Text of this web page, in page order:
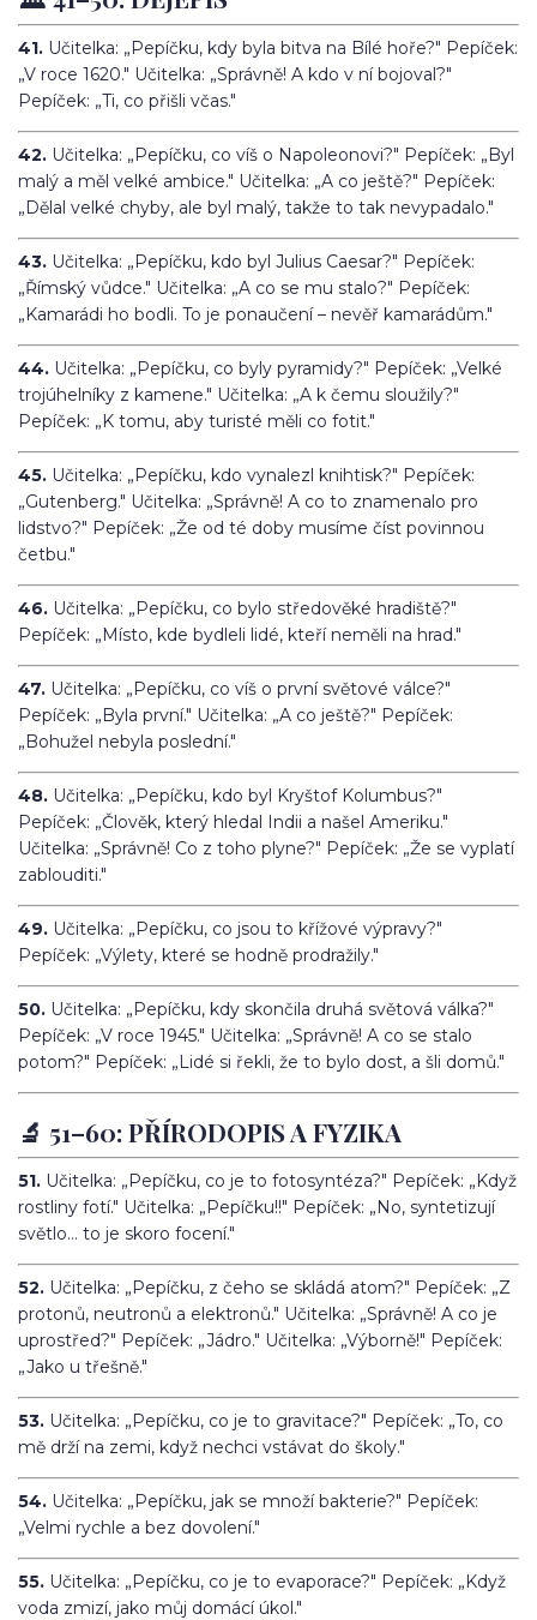
41. Učitelka: „Pepíčku, kdy byla bitva na Bílé hoře?" Pepíček:
„V roce 1620." Učitelka: „Správně! A kdo v ní bojoval?"
Pepíček: „Ti, co přišli včas."
42. Učitelka: „Pepíčku, co víš o Napoleonovi?" Pepíček: „Byl
malý a měl velké ambice." Učitelka: „A co ještě?" Pepíček:
„Dělal velké chyby, ale byl malý, takže to tak nevypadalo."
43. Učitelka: „Pepíčku, kdo byl Julius Caesar?" Pepíček:
„Římský vůdce." Učitelka: „A co se mu stalo?" Pepíček:
„Kamarádi ho bodli. To je ponaučení – nevěř kamarádům."
44. Učitelka: „Pepíčku, co byly pyramidy?" Pepíček: „Velké
trojúhelníky z kamene." Učitelka: „A k čemu sloužily?"
Pepíček: „K tomu, aby turisté měli co fotit."
45. Učitelka: „Pepíčku, kdo vynalezl knihtisk?" Pepíček:
„Gutenberg." Učitelka: „Správně! A co to znamenalo pro
lidstvo?" Pepíček: „Že od té doby musíme číst povinnou
četbu."
46. Učitelka: „Pepíčku, co bylo středověké hradiště?"
Pepíček: „Místo, kde bydleli lidé, kteří neměli na hrad."
47. Učitelka: „Pepíčku, co víš o první světové válce?"
Pepíček: „Byla první." Učitelka: „A co ještě?" Pepíček:
„Bohužel nebyla poslední."
48. Učitelka: „Pepíčku, kdo byl Kryštof Kolumbus?"
Pepíček: „Člověk, který hledal Indii a našel Ameriku."
Učitelka: „Správně! Co z toho plyne?" Pepíček: „Že se vyplatí
zablouditi."
49. Učitelka: „Pepíčku, co jsou to křížové výpravy?"
Pepíček: „Výlety, které se hodně prodražily."
50. Učitelka: „Pepíčku, kdy skončila druhá světová válka?"
Pepíček: „V roce 1945." Učitelka: „Správně! A co se stalo
potom?" Pepíček: „Lidé si řekli, že to bylo dost, a šli domů."
🔬 51–60: PŘÍRODOPIS A FYZIKA
51. Učitelka: „Pepíčku, co je to fotosyntéza?" Pepíček: „Když
rostliny fotí." Učitelka: „Pepíčku!!" Pepíček: „No, syntetizují
světlo... to je skoro focení."
52. Učitelka: „Pepíčku, z čeho se skládá atom?" Pepíček: „Z
protonů, neutronů a elektronů." Učitelka: „Správně! A co je
uprostřed?" Pepíček: „Jádro." Učitelka: „Výborně!" Pepíček:
„Jako u třešně."
53. Učitelka: „Pepíčku, co je to gravitace?" Pepíček: „To, co
mě drží na zemi, když nechci vstávat do školy."
54. Učitelka: „Pepíčku, jak se množí bakterie?" Pepíček:
„Velmi rychle a bez dovolení."
55. Učitelka: „Pepíčku, co je to evaporace?" Pepíček: „Když
voda zmizí, jako můj domácí úkol."